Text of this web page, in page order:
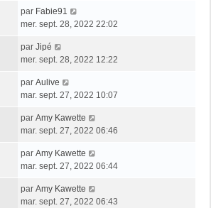
par Fabie91
mer. sept. 28, 2022 22:02
par Jipé
mer. sept. 28, 2022 12:22
par Aulive
mar. sept. 27, 2022 10:07
par Amy Kawette
mar. sept. 27, 2022 06:46
par Amy Kawette
mar. sept. 27, 2022 06:44
par Amy Kawette
mar. sept. 27, 2022 06:43